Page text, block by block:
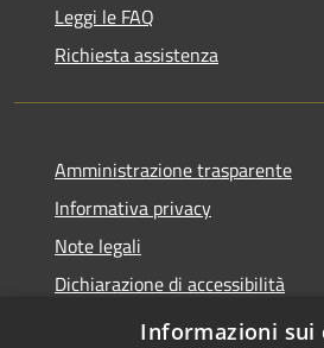
Leggi le FAQ
Richiesta assistenza
Amministrazione trasparente
Informativa privacy
Note legali
Dichiarazione di accessibilità
Informazioni sui